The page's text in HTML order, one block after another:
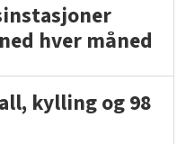
hver måned
kylling og 98